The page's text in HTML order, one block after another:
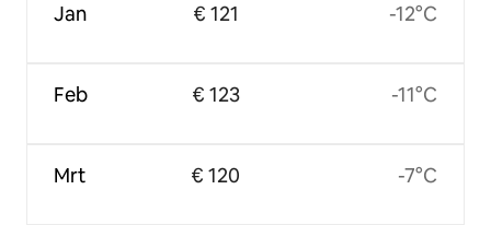
Jan
Feb
Mrt
€ 121
€ 123
€ 120
-12°C
-11°C
-7°C